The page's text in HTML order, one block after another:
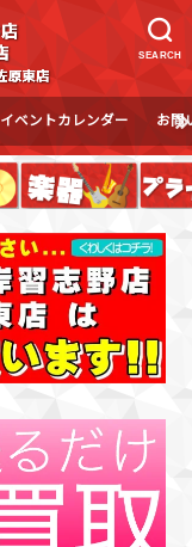
SEARCH
イベントカレンダー お問